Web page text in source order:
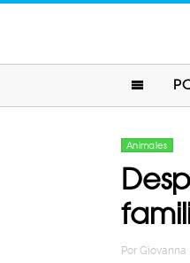
Animales
Por Giovanna